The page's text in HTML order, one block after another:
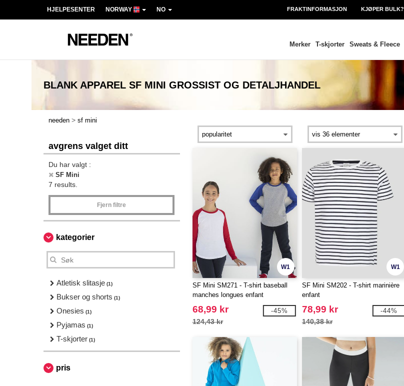
HJELPESENTER NORWAY NO FRAKTINFORMASJON KJØPER BULK?
Merker T-skjorter Sweats & Fleece
BLANK APPAREL SF MINI GROSSIST OG DETALJHANDEL
needen > sf mini
avgrens valget ditt
Du har valgt :
SF Mini
7 results.
Fjern filtre
kategorier
Atletisk slitasje (1)
Bukser og shorts (1)
Onesies (1)
Pyjamas (1)
T-skjorter (1)
pris
W1
SF Mini SM271 - T-shirt baseball
manches longues enfant
68,99 kr
124,43 kr
-45%
W1
SF Mini SM202 - T-shirt marinière
enfant
78,99 kr
140,38 kr
-44%